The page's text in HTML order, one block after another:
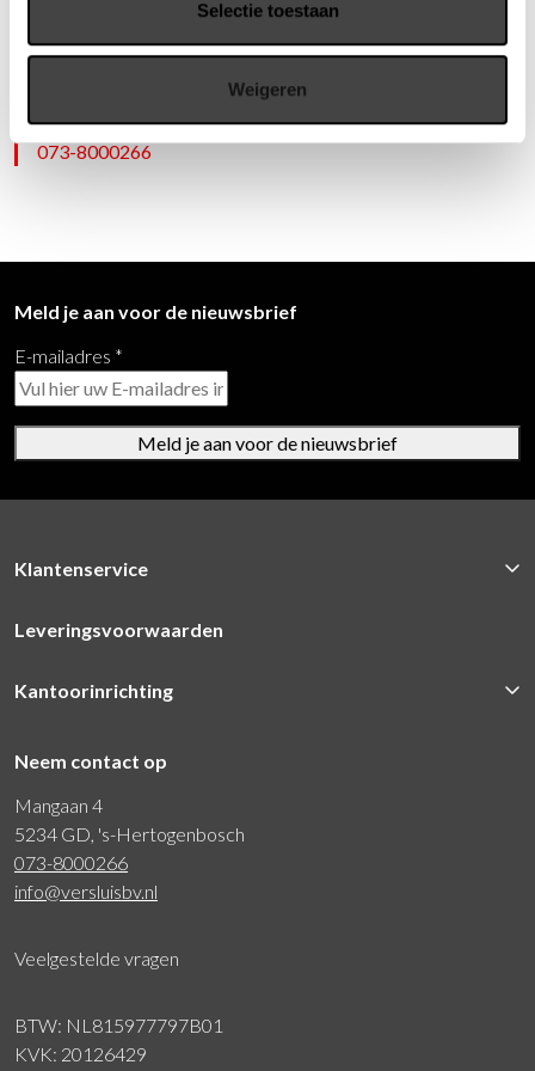
Selectie toestaan
Weigeren
Vragen?
Wij staan u graag te woord via de telefoon.
073-8000266
Meld je aan voor de nieuwsbrief
E-mailadres *
Meld je aan voor de nieuwsbrief
Klantenservice
Leveringsvoorwaarden
Kantoorinrichting
Neem contact op
Mangaan 4
5234 GD, 's-Hertogenbosch
073-8000266
info@versluisbv.nl
Veelgestelde vragen
BTW: NL815977797B01
KVK: 20126429